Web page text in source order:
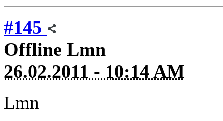
#145
Offline Lmn
26.02.2011 - 10:14 AM
Lmn